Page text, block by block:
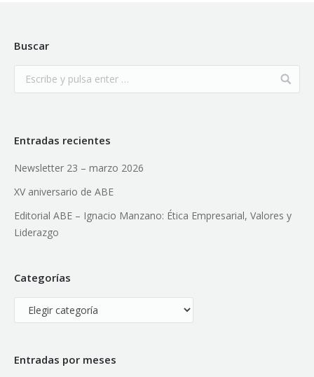
Buscar
Entradas recientes
Newsletter 23 – marzo 2026
XV aniversario de ABE
Editorial ABE – Ignacio Manzano: Ética Empresarial, Valores y
Liderazgo
Categorías
Categorías
Entradas por meses